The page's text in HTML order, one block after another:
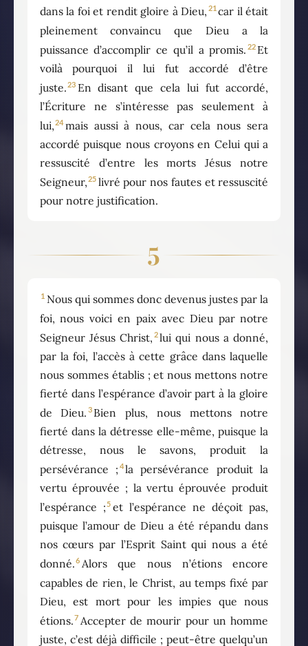
dans la foi et rendit gloire à Dieu, 21 car il était
pleinement convaincu que Dieu a la
puissance d’accomplir ce qu’il a promis. 22 Et
voilà pourquoi il lui fut accordé d’être
juste.23 En disant que cela lui fut accordé,
l’Écriture ne s’intéresse pas seulement à
lui,24 mais aussi à nous, car cela nous sera
accordé puisque nous croyons en Celui qui a
ressuscité d’entre les morts Jésus notre
Seigneur,25 livré pour nos fautes et ressuscité
pour notre justification.
5
1 Nous qui sommes donc devenus justes par la
foi, nous voici en paix avec Dieu par notre
Seigneur Jésus Christ, 2lui qui nous a donné,
par la foi, l’accès à cette grâce dans laquelle
nous sommes établis ; et nous mettons notre
fierté dans l’espérance d’avoir part à la gloire
de Dieu. 3 Bien plus, nous mettons notre
fierté dans la détresse elle-même, puisque la
détresse, nous le savons, produit la
persévérance ; 4la persévérance produit la
vertu éprouvée ; la vertu éprouvée produit
l’espérance ;5 et l’espérance ne déçoit pas,
puisque l’amour de Dieu a été répandu dans
nos cœurs par l’Esprit Saint qui nous a été
donné.6 Alors que nous n’étions encore
capables de rien, le Christ, au temps fixé par
Dieu, est mort pour les impies que nous
étions.7 Accepter de mourir pour un homme
juste, c’est déjà difficile ; peut-être quelqu’un